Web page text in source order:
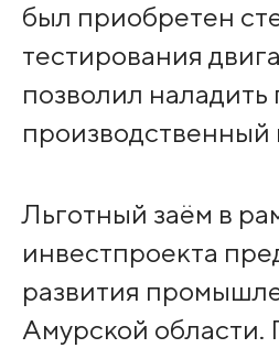
был приобретен
тестирования
позволил
производственный
Льготный заём в
инвестпроекта
развития
Амурской области.